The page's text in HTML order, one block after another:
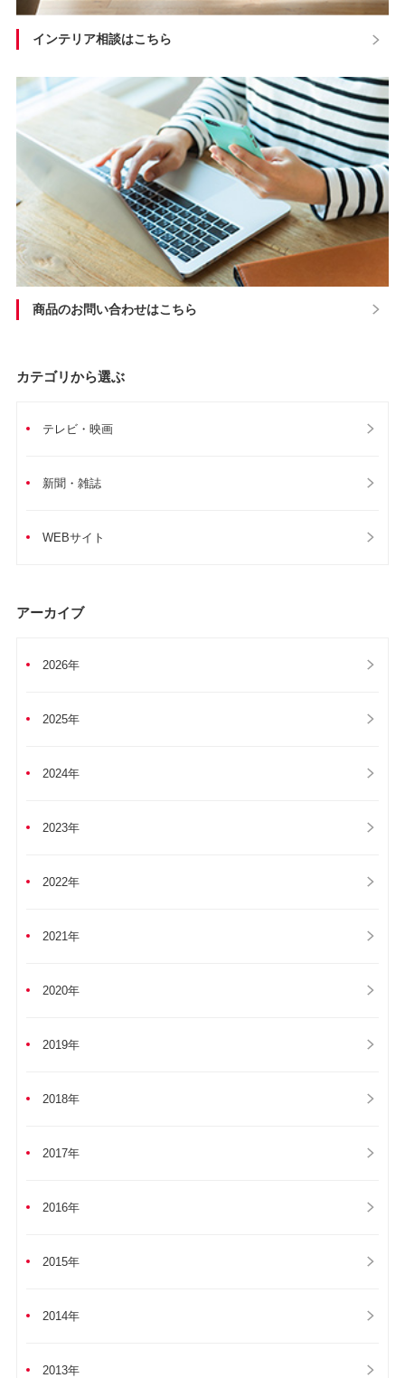
カテゴリから選ぶ
テレビ・映画
新聞・雑誌
WEBサイト
アーカイブ
2026年
2025年
2024年
2023年
2022年
2021年
2020年
2019年
2018年
2017年
2016年
2015年
2014年
2013年
インテリア相談はこちら
商品のお問い合わせはこちら